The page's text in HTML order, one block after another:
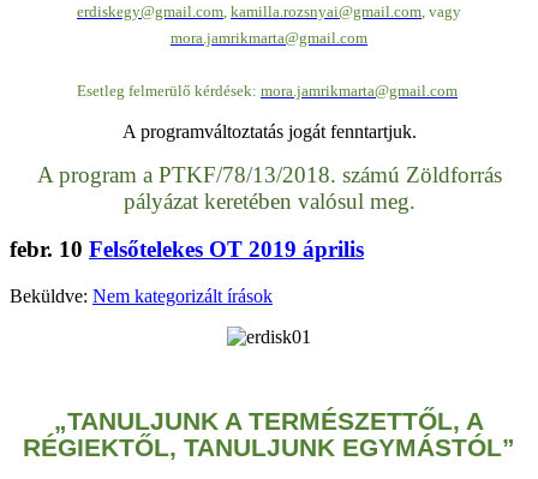
erdiskegy@gmail.com kamilla.rozsnyai@gmail.com , vagy
mora.jamrikmarta@gmail.com
Esetleg felmerülő kérdések: mora.jamrikmarta@gmail.com
A programváltoztatás jogát fenntartjuk.
A program a PTKF/78/13/2018. számú Zöldforrás
pályázat keretében valósul meg.
febr. 10 Felsőtelekes OT 2019 április
Beküldve: Nem kategorizált írások
„TANULJUNK A TERMÉSZETTŐL, A
RÉGIEKTŐL, TANULJUNK EGYMÁSTÓL”